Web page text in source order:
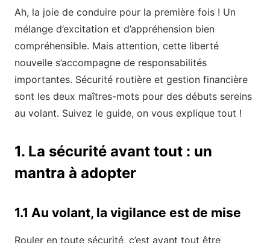
Ah, la joie de conduire pour la première fois ! Un
mélange d’excitation et d’appréhension bien
compréhensible. Mais attention, cette liberté
nouvelle s’accompagne de responsabilités
importantes. Sécurité routière et gestion financière
sont les deux maîtres-mots pour des débuts sereins
au volant. Suivez le guide, on vous explique tout !
1. La sécurité avant tout : un
mantra à adopter
1.1 Au volant, la vigilance est de mise
Rouler en toute sécurité, c’est avant tout être